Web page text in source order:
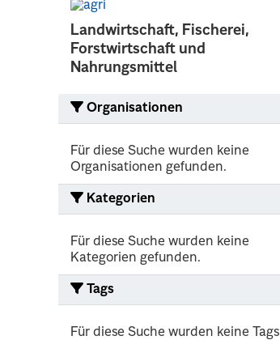
Landwirtschaft, Fischerei,
Forstwirtschaft und
Nahrungsmittel
Organisationen
Für diese Suche wurden keine
Organisationen gefunden.
Kategorien
Für diese Suche wurden keine
Kategorien gefunden.
Tags
Für diese Suche wurden keine Tags